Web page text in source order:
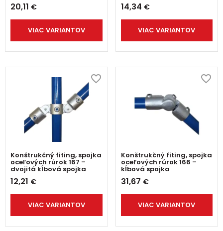
20,11 €
VIAC VARIANTOV
14,34 €
VIAC VARIANTOV
Konštrukčný fiting, spojka
oceľových rúrok 167 –
dvojitá kĺbová spojka
12,21 €
VIAC VARIANTOV
Konštrukčný fiting, spojka
oceľových rúrok 166 –
kĺbová spojka
31,67 €
VIAC VARIANTOV